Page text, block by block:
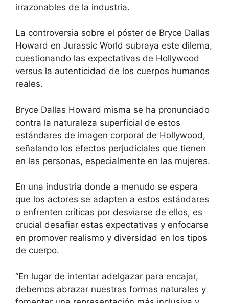
irrazonables de la industria.
La controversia sobre el póster de Bryce Dallas
Howard en Jurassic World subraya este dilema,
cuestionando las expectativas de Hollywood
versus la autenticidad de los cuerpos humanos
reales.
Bryce Dallas Howard misma se ha pronunciado
contra la naturaleza superficial de estos
estándares de imagen corporal de Hollywood,
señalando los efectos perjudiciales que tienen
en las personas, especialmente en las mujeres.
En una industria donde a menudo se espera
que los actores se adapten a estos estándares
o enfrenten críticas por desviarse de ellos, es
crucial desafiar estas expectativas y enfocarse
en promover realismo y diversidad en los tipos
de cuerpo.
“En lugar de intentar adelgazar para encajar,
debemos abrazar nuestras formas naturales y